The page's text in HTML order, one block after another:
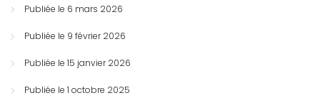
Publiée le 6 mars 2026
Publiée le 9 février 2026
Publiée le 15 janvier 2026
Publiée le 1 octobre 2025